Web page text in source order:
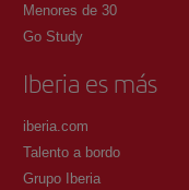
Menores de 30
Go Study
Iberia es más
iberia.com
Talento a bordo
Grupo Iberia